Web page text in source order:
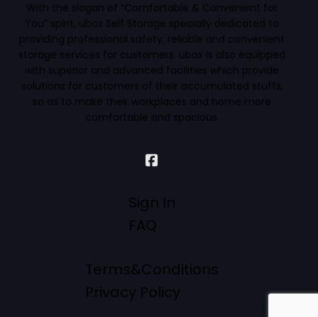
With the slogan of “Comfortable & Convenient for
You” spirit, ubox Self Storage specially dedicated to
providing professional safety, reliable and convenient
storage services for customers. ubox is also equipped
with superior and advanced facilities which provide
solutions for customers of their accumulated stuffs,
so as to make their workplaces and home more
comfortable and spacious.
Sign In
FAQ
Terms&Conditions
Privacy Policy